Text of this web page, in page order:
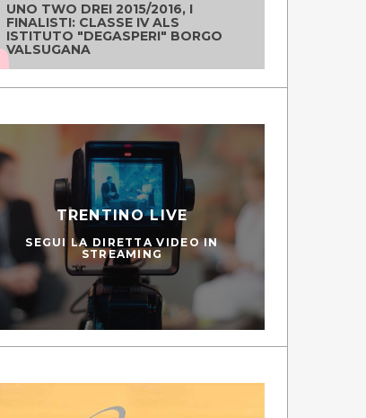
UNO TWO DREI 2015/2016, I
FINALISTI: CLASSE IV ALS
ISTITUTO "DEGASPERI" BORGO
VALSUGANA
TRENTINO LIVE
SEGUI LA DIRETTA VIDEO IN
STREAMING